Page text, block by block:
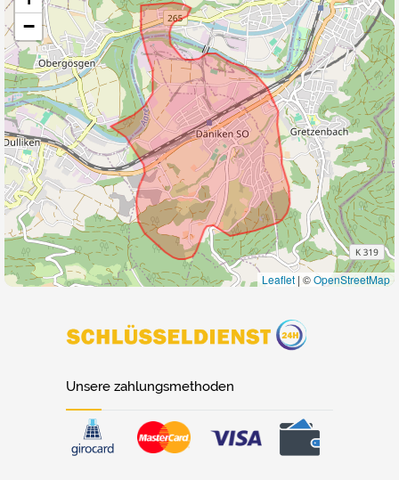
−
Leaflet | ©OpenStreetMap
Unsere zahlungsmethoden